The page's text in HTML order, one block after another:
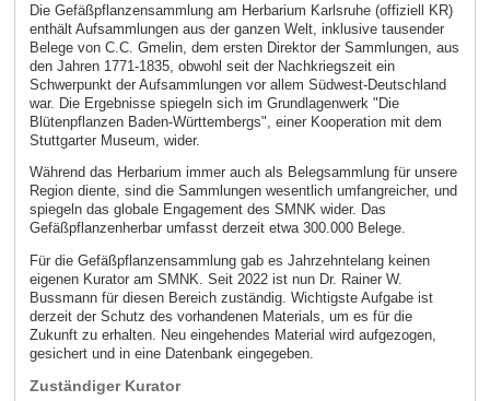
Die Gefäßpflanzensammlung am Herbarium Karlsruhe (offiziell KR)
enthält Aufsammlungen aus der ganzen Welt, inklusive tausender
Belege von C.C. Gmelin, dem ersten Direktor der Sammlungen, aus
den Jahren 1771-1835, obwohl seit der Nachkriegszeit ein
Schwerpunkt der Aufsammlungen vor allem Südwest-Deutschland
war. Die Ergebnisse spiegeln sich im Grundlagenwerk "Die
Blütenpflanzen Baden-Württembergs", einer Kooperation mit dem
Stuttgarter Museum, wider.
Während das Herbarium immer auch als Belegsammlung für unsere
Region diente, sind die Sammlungen wesentlich umfangreicher, und
spiegeln das globale Engagement des SMNK wider. Das
Gefäßpflanzenherbar umfasst derzeit etwa 300.000 Belege.
Für die Gefäßpflanzensammlung gab es Jahrzehntelang keinen
eigenen Kurator am SMNK. Seit 2022 ist nun Dr. Rainer W.
Bussmann für diesen Bereich zuständig. Wichtigste Aufgabe ist
derzeit der Schutz des vorhandenen Materials, um es für die
Zukunft zu erhalten. Neu eingehendes Material wird aufgezogen,
gesichert und in eine Datenbank eingegeben.
Zuständiger Kurator